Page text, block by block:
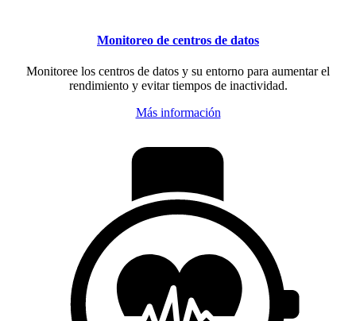
Monitoreo de centros de datos
Monitoree los centros de datos y su entorno para aumentar el
rendimiento y evitar tiempos de inactividad.
Más información